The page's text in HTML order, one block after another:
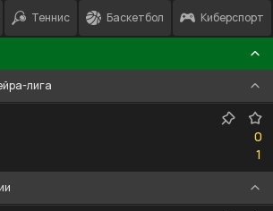
Теннис Баскетбол Киберспорт
лига
0
0
1
1